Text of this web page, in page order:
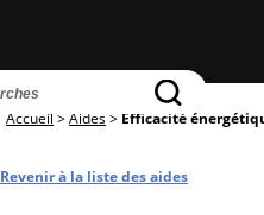
Accueil >Aides> Efficacité
Revenir à la liste des aides